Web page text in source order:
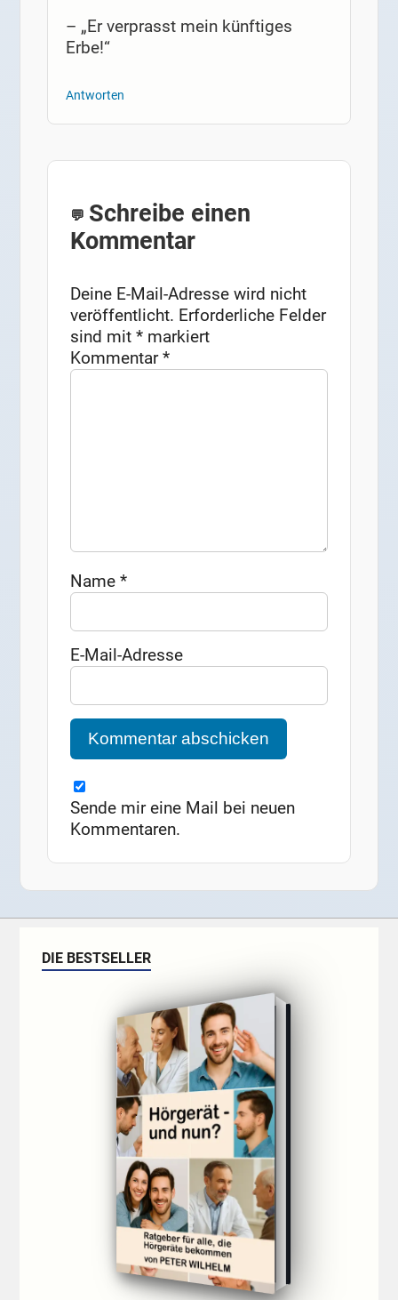
– „Er verprasst mein künftiges
Erbe!“
Antworten
Schreibe einen
Kommentar
Deine E-Mail-Adresse wird nicht
veröffentlicht. Erforderliche Felder
sind mit* markiert
Kommentar*
Name*
E-Mail-Adresse
Sende mir eine Mail bei neuen
Kommentaren.
DIE BESTSELLER